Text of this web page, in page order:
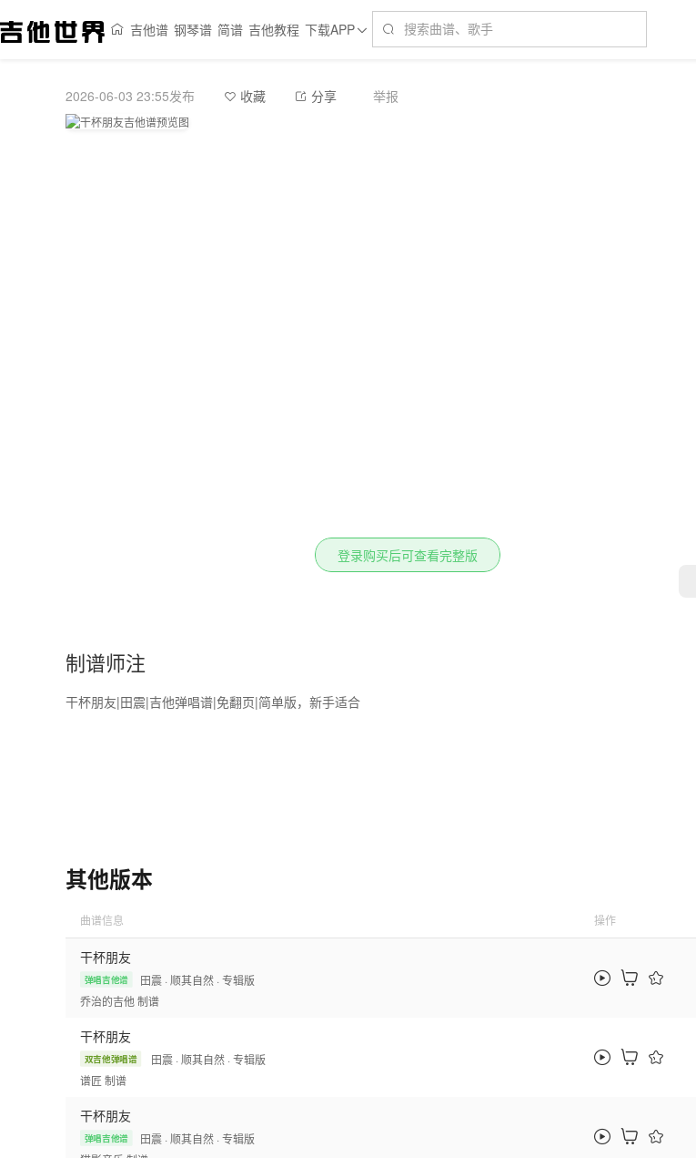
吉他谱 钢琴谱 简谱 吉他教程 下载APP
2026-06-03 23:55发布 收藏 分享 举报
登录购买后可查看完整版
制谱师注
干杯朋友|田震|吉他弹唱谱|免翻页|简单版，新手适合
其他版本
曲谱信息 操作
干杯朋友
弹唱吉他谱 田震 · 顺其自然 · 专辑版
乔治的吉他制谱
干杯朋友
双吉他弹唱谱 田震 · 顺其自然 · 专辑版
谱匠 制谱
干杯朋友
弹唱吉他谱 田震 · 顺其自然 · 专辑版